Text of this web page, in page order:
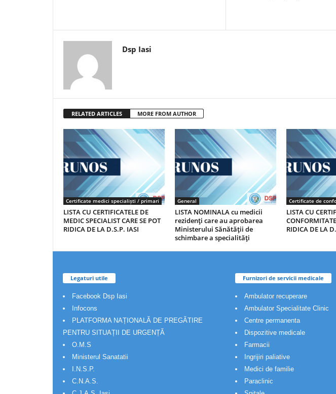
Dsp Iasi
RELATED ARTICLES MORE FROM AUTHOR
Certificate medici specialiști / primari
LISTA CU CERTIFICATELE DE
MEDIC SPECIALIST CARE SE POT
RIDICA DE LA D.S.P. IASI
General
LISTA NOMINALA cu medicii
rezidenţi care au aprobarea
Ministerului Sănătăţii de
schimbare a specialităţi
Certificate de
LISTA CU
RIDICA DE LA
Legaturi utile
Facebook Dsp Iasi
Infocons
PLATFORMA NAȚIONALĂ DE PREGĂTIRE
PENTRU SITUAȚII DE URGENȚĂ
O.M.S
Ministerul Sanatatii
I.N.S.P.
C.N.A.S.
Furnizori de servicii medicale
Ambulator recuperare
Ambulator Specialitate Clinic
Centre permanenta
Dispozitive medicale
Farmacii
Ingrijiri paliative
Medici de familie
Paraclinic